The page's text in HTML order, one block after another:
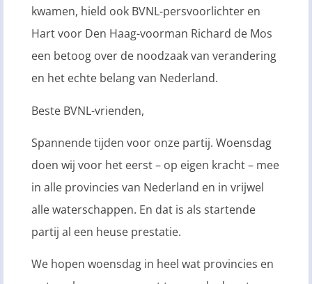
kwamen, hield ook BVNL-persvoorlichter en
Hart voor Den Haag-voorman Richard de Mos
een betoog over de noodzaak van verandering
en het echte belang van Nederland.
Beste BVNL-vrienden,
Spannende tijden voor onze partij. Woensdag
doen wij voor het eerst – op eigen kracht – mee
in alle provincies van Nederland en in vrijwel
alle waterschappen. En dat is als startende
partij al een heuse prestatie.
We hopen woensdag in heel wat provincies en